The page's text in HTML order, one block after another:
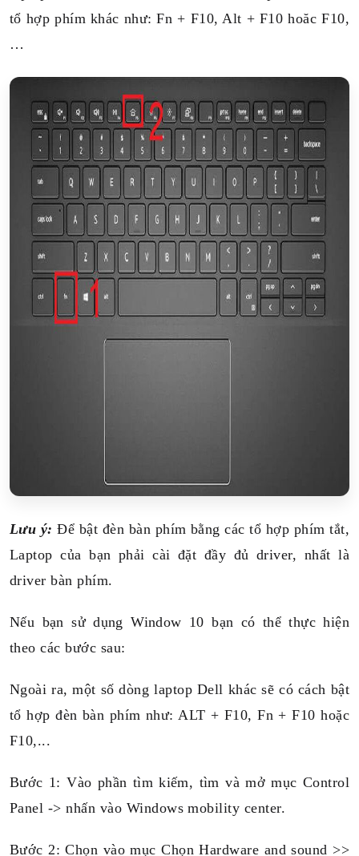
tổ hợp phím khác như: Fn + F10, Alt + F10 hoăc F10,
…
Lưu ý: Để bật đèn bàn phím bằng các tổ hợp phím tắt,
Laptop của bạn phải cài đặt đầy đủ driver, nhất là
driver bàn phím.
Nếu bạn sử dụng Window 10 bạn có thể thực hiện
theo các bước sau:
Ngoài ra, một số dòng laptop Dell khác sẽ có cách bật
tổ hợp đèn bàn phím như: ALT + F10, Fn + F10 hoặc
F10,...
Bước 1: Vào phần tìm kiếm, tìm và mở mục Control
Panel -> nhấn vào Windows mobility center.
Bước 2: Chọn vào mục Chọn Hardware and sound >>